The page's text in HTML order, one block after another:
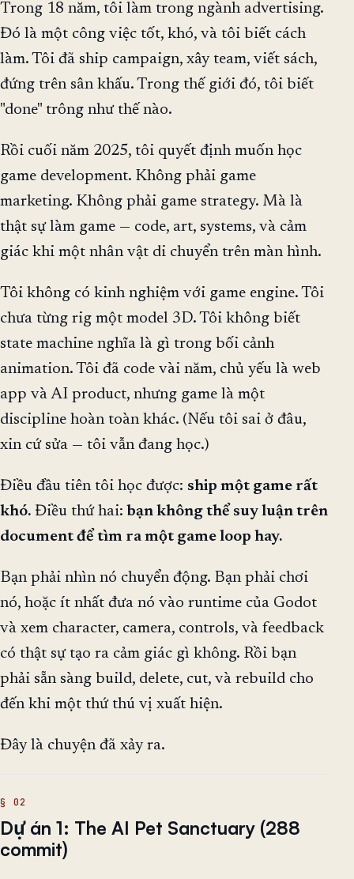
Trong 18 năm, tôi làm trong ngành advertising.
Đó là một công việc tốt, khó, và tôi biết cách
làm. Tôi đã ship campaign, xây team, viết sách,
đứng trên sân khấu. Trong thế giới đó, tôi biết
"done" trông như thế nào.
Rồi cuối năm 2025, tôi quyết định muốn học
game development. Không phải game
marketing. Không phải game strategy. Mà là
thật sự làm game — code, art, systems, và cảm
giác khi một nhân vật di chuyển trên màn hình.
Tôi không có kinh nghiệm với game engine. Tôi
chưa từng rig một model 3D. Tôi không biết
state machine nghĩa là gì trong bối cảnh
animation. Tôi đã code vài năm, chủ yếu là web
app và AI product, nhưng game là một
discipline hoàn toàn khác. (Nếu tôi sai ở đâu,
xin cứ sửa — tôi vẫn đang học.)
Điều đầu tiên tôi học được: ship một game rất
khó. Điều thứ hai: bạn không thể suy luận trên
document để tìm ra một game loop hay.
Bạn phải nhìn nó chuyển động. Bạn phải chơi
nó, hoặc ít nhất đưa nó vào runtime của Godot
và xem character, camera, controls, và feedback
có thật sự tạo ra cảm giác gì không. Rồi bạn
phải sẵn sàng build, delete, cut, và rebuild cho
đến khi một thứ thú vị xuất hiện.
Đây là chuyện đã xảy ra.
Dự án 1: The AI Pet Sanctuary (288
commit)